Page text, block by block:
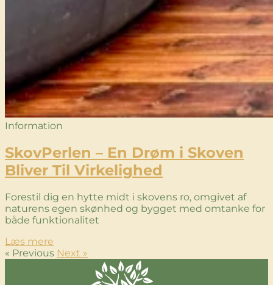
Information
SkovPerlen – En Drøm i Skoven
Bliver Til Virkelighed
Forestil dig en hytte midt i skovens ro, omgivet af
naturens egen skønhed og bygget med omtanke for
både funktionalitet
Læs mere
« Previous Next »